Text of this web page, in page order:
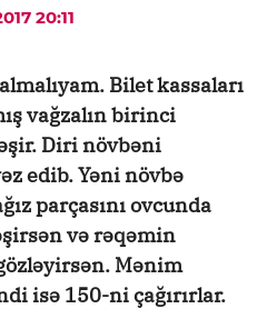
20:11
Bilet kassaları
vağzalın birinci
Diri növbəni
edib. Yəni növbə
parçasını ovcunda
və rəqəmin
Mənim
isə 150-ni çağırırlar.